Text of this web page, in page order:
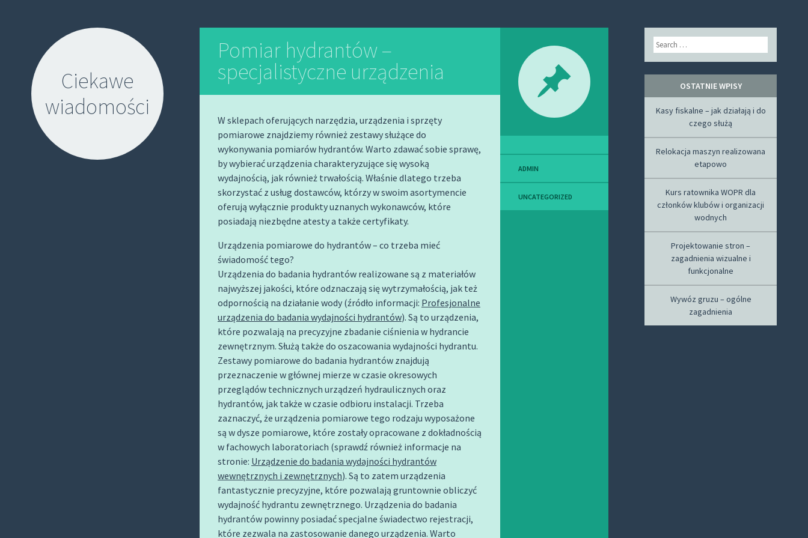
Ciekawe
wiadomości
Pomiar hydrantów –
specjalistyczne urządzenia
W sklepach oferujących narzędzia, urządzenia i sprzęty
pomiarowe znajdziemy również zestawy służące do
wykonywania pomiarów hydrantów. Warto zdawać sobie sprawę,
by wybierać urządzenia charakteryzujące się wysoką
wydajnością, jak również trwałością. Właśnie dlatego trzeba
skorzystać z usług dostawców, którzy w swoim asortymencie
oferują wyłącznie produkty uznanych wykonawców, które
posiadają niezbędne atesty a także certyfikaty.
Urządzenia pomiarowe do hydrantów – co trzeba mieć
świadomość tego?
Urządzenia do badania hydrantów realizowane są z materiałów
najwyższej jakości, które odznaczają się wytrzymałością, jak też
odpornością na działanie wody (źródło informacji: Profesjonalne
urządzenia do badania wydajności hydrantów). Są to urządzenia,
które pozwalają na precyzyjne zbadanie ciśnienia w hydrancie
zewnętrznym. Służą także do oszacowania wydajności hydrantu.
Zestawy pomiarowe do badania hydrantów znajdują
przeznaczenie w głównej mierze w czasie okresowych
przeglądów technicznych urządzeń hydraulicznych oraz
hydrantów, jak także w czasie odbioru instalacji. Trzeba
zaznaczyć, że urządzenia pomiarowe tego rodzaju wyposażone
są w dysze pomiarowe, które zostały opracowane z dokładnością
w fachowych laboratoriach (sprawdź również informacje na
stronie: Urządzenie do badania wydajności hydrantów
wewnętrznych i zewnętrznych). Są to zatem urządzenia
fantastycznie precyzyjne, które pozwalają gruntownie obliczyć
wydajność hydrantu zewnętrznego. Urządzenia do badania
hydrantów powinny posiadać specjalne świadectwo rejestracji,
które zezwala na zastosowanie danego urządzenia. Warto
ADMIN
UNCATEGORIZED
Search
OSTATNIE WPISY
Kasy fiskalne – jak działają i do
czego służą
Relokacja maszyn realizowana
etapowo
Kurs ratownika WOPR dla
członków klubów i organizacji
wodnych
Projektowanie stron –
zagadnienia wizualne i
funkcjonalne
Wywóz gruzu – ogólne
zagadnienia